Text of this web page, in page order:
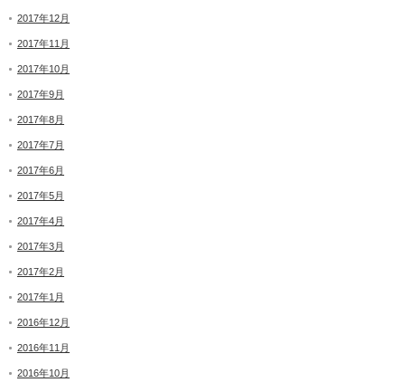
2017年12月
2017年11月
2017年10月
2017年9月
2017年8月
2017年7月
2017年6月
2017年5月
2017年4月
2017年3月
2017年2月
2017年1月
2016年12月
2016年11月
2016年10月